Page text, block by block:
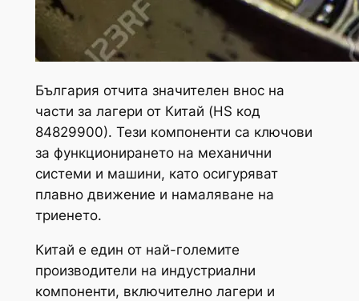
България отчита значителен внос на
части за лагери от Китай (HS код
84829900). Тези компоненти са ключови
за функционирането на механични
системи и машини, като осигуряват
плавно движение и намаляване на
триенето.
Китай е един от най-големите
производители на индустриални
компоненти, включително лагери и